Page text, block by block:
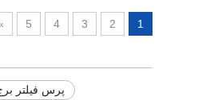
1
2
3
4
5
پرس فیلتر